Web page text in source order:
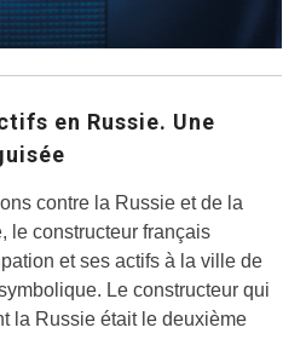
en Russie. Une
contre la Russie et de la
le constructeur français
et ses actifs à la ville de
Le constructeur qui
la Russie était le deuxième